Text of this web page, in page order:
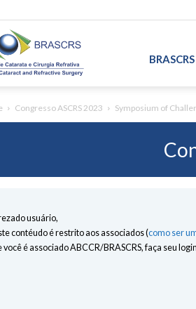
Congresso ASCRS 2023 Symposium of
usuário,
contéudo é restrito aos associados (como ser
você é associado ABCCR/BRASCRS, faça seu